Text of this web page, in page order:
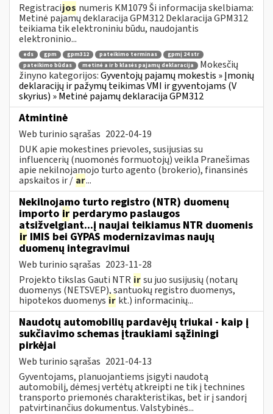
Registracijos numeris KM1079 Ši informacija skelbiama:
Metinė pajamų deklaracija GPM312 Deklaracija GPM312
teikiama tik elektroniniu būdu, naudojantis
elektroninio...
eds gpm gpm312 pateikimo terminas
gpmį 24 str
pateikimo būdas
metinė a ir b klasės pajamų deklaracija
Mokesčių
žinyno kategorijos:Gyventojų pajamų mokestis » Įmonių
deklaracijų ir pažymų teikimas VMI ir gyventojams (V
skyrius) » Metinė pajamų deklaracija GPM312
Atmintinė
Web turinio sąrašas 2022-04-19
DUK apie mokestines prievoles, susijusias su
influencerių (nuomonės formuotojų) veikla Pranešimas
apie nekilnojamojo turto agento (brokerio), finansinės
apskaitos ir / ar...
Nekilnojamo turto registro (NTR) duomenų
importo ir perdarymo paslaugos
atsižvelgiant...į naujai teikiamus NTR duomenis
ir IMIS bei GYPAS modernizavimas naujų
duomenų integravimui
Web turinio sąrašas 2023-11-28
Projekto tikslas Gauti NTR irsu juo susijusių (notarų
duomenys (NETSVEP), santuokų registro duomenys,
hipotekos duomenys ir kt.) informacinių...
Naudotų automobilių pardavėjų triukai - kaip į
sukčiavimo schemas įtraukiami sąžiningi
pirkėjai
Web turinio sąrašas 2021-04-13
Gyventojams, planuojantiems įsigyti naudotą
automobilį, dėmesį vertėtų atkreipti ne tik į technines
transporto priemonės charakteristikas, bet ir į sandorį
patvirtinančius dokumentus. Valstybinės...